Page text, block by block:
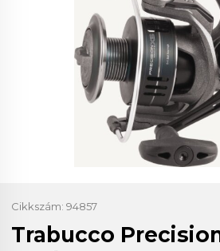
Cikkszám: 94857
Trabucco